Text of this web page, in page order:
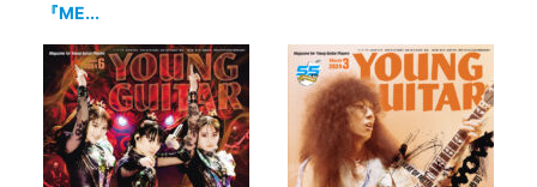
『ME...